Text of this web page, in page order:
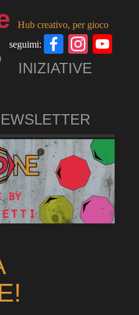
Hub creativo, per gioco
seguimi:
Facebook
INIZIATIVE